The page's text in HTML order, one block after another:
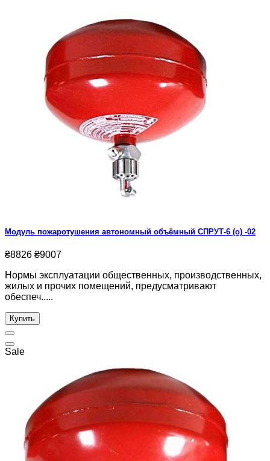
Модуль пожаротушения автономный объёмный СПРУТ-6 (о) -02
₴8826 ₴9007
Нормы эксплуатации общественных, производственных,
жилых и прочих помещений, предусматривают
обеспеч.....
Купить
Sale